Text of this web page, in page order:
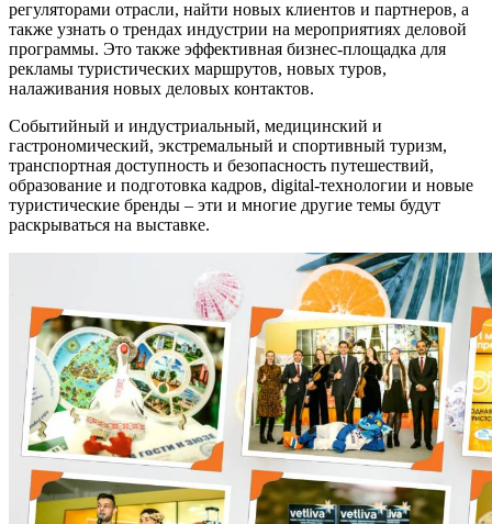
регуляторами отрасли, найти новых клиентов и партнеров, а
также узнать о трендах индустрии на мероприятиях деловой
программы. Это также эффективная бизнес-площадка для
рекламы туристических маршрутов, новых туров,
налаживания новых деловых контактов.
Событийный и индустриальный, медицинский и
гастрономический, экстремальный и спортивный туризм,
транспортная доступность и безопасность путешествий,
образование и подготовка кадров, digital-технологии и новые
туристические бренды – эти и многие другие темы будут
раскрываться на выставке.